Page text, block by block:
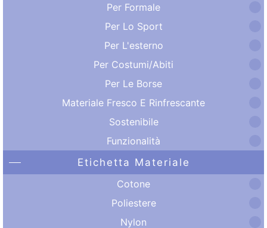
Per Formale
Per Lo Sport
Per L'esterno
Per Costumi/Abiti
Per Le Borse
Materiale Fresco E Rinfrescante
Sostenibile
Funzionalità
Etichetta Materiale
Cotone
Poliestere
Nylon